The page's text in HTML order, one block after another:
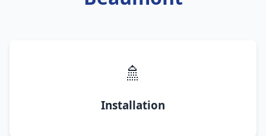
🚿
Installation